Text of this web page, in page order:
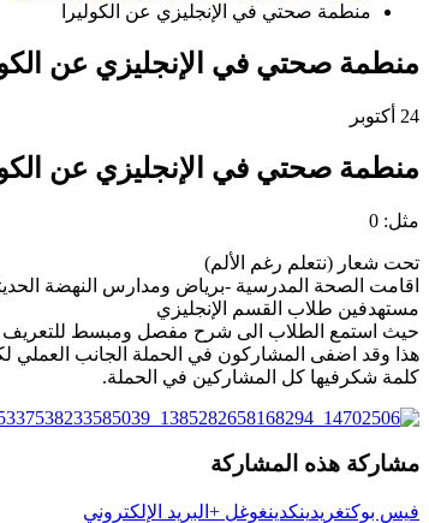
منطمة صحتي في الإنجليزي عن الكوليرا
منطمة صحتي في الإنجليزي عن
24 أكتوبر
منطمة صحتي في الإنجليزي عن
مثل: 0
تحت شعار (نتعلم رغم الألم)
اقامت الصحة المدرسية -برياض ومدارس النهضة الحديثة-بنين وبالتعاون مع
مستهدفين طلاب القسم الإنجليزي
حيث استمع الطلاب الى شرح مفصل ومبسط للتعريف
هذا وقد اضفى المشاركون في الحملة الجانب العملي
كلمة شكرفيها كل المشاركين في الحملة.
مشاركة هذه المشاركة
فيس بوكتغريدينكدينغوغل + البريد الإلكتروني